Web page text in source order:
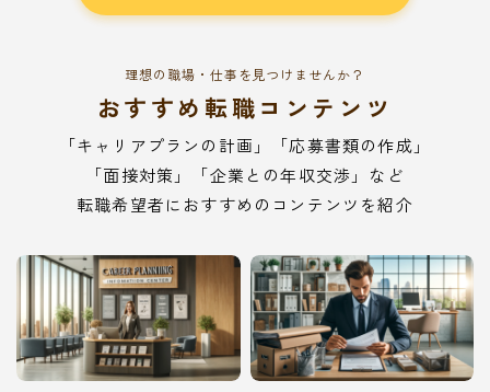
理想の職場・仕事を見つけませんか？
おすすめ転職コンテンツ
「キャリアプランの計画」「応募書類の作成」
「面接対策」「企業との年収交渉」など
転職希望者におすすめのコンテンツを紹介